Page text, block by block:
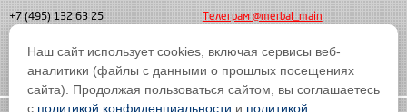
+7 (495) 132 63 25 Телеграм @merbal_main
Мессендждер MAX
Наш сайт использует cookies, включая сервисы веб-
аналитики (файлы с данными о прошлых посещениях
сайта). Продолжая пользоваться сайтом, вы соглашаетесь
с политикой конфиденциальности и политикой